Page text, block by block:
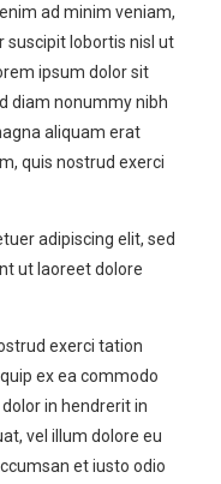
ad minim veniam,
suscipit lobortis nisl ut
ipsum dolor sit
diam nonummy nibh
aliquam erat
quis nostrud exerci
adipiscing elit, sed
ut laoreet dolore
exerci tation
ex ea commodo
in hendrerit in
vel illum dolore eu
et iusto odio